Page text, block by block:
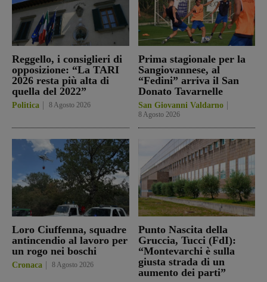
Reggello, i consiglieri di
opposizione: “La TARI
2026 resta più alta di
quella del 2022”
Politica 8 Agosto 2026
Prima stagionale per la
Sangiovannese, al
“Fedini” arriva il San
Donato Tavarnelle
San Giovanni Valdarno
8 Agosto 2026
Loro Ciuffenna, squadre
antincendio al lavoro per
un rogo nei boschi
Cronaca 8 Agosto 2026
Punto Nascita della
Gruccia, Tucci (FdI):
“Montevarchi è sulla
giusta strada di un
aumento dei parti”